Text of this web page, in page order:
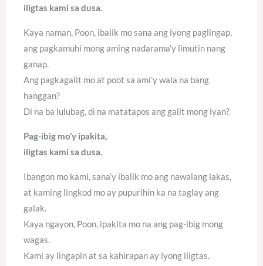
iligtas kami sa dusa.
Kaya naman, Poon, ibalik mo sana ang iyong paglingap,
ang pagkamuhi mong aming nadarama’y limutin nang
ganap.
Ang pagkagalit mo at poot sa ami’y wala na bang
hanggan?
Di na ba lulubag, di na matatapos ang galit mong iyan?
Pag-ibig mo’y ipakita,
iligtas kami sa dusa.
Ibangon mo kami, sana’y ibalik mo ang nawalang lakas,
at kaming lingkod mo ay pupurihin ka na taglay ang
galak.
Kaya ngayon, Poon, ipakita mo na ang pag-ibig mong
wagas.
Kami ay lingapin at sa kahirapan ay iyong iligtas.